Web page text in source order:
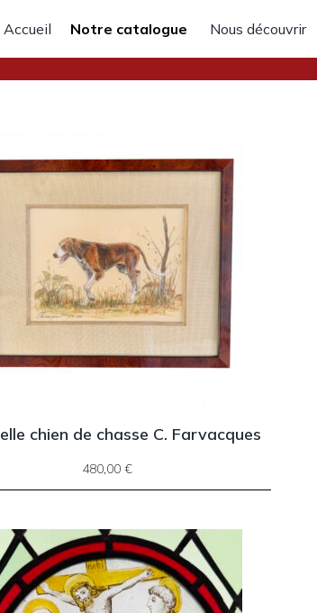
Accueil Notre catalogue Nous découvrir
chien de chasse C. Farvacques
480,00€